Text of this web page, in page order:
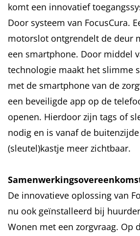
komt een innovatief
Door systeem van FocusCura.
motorslot ontgrendelt de deur
een smartphone. Door middel
technologie maakt het slimme
met de smartphone van de
een beveiligde app op de
openen. Hierdoor zijn tags of
nodig en is vanaf de
(sleutel)kastje meer zichtbaar.
De innovatieve oplossing van
nu ook geïnstalleerd bij
Wonen met een zorgvraag. Op